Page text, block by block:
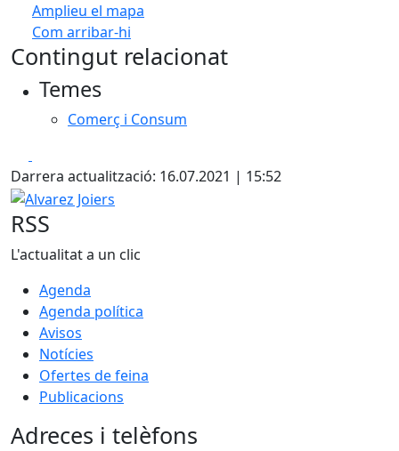
Amplieu el mapa
Com arribar-hi
+
Contingut relacionat
Temes
Comerç i Consum
Darrera actualització: 16.07.2021 | 15:52
Alvarez Joiers
RSS
L'actualitat a un clic
Agenda
Agenda política
Avisos
Notícies
Ofertes de feina
Publicacions
Adreces i telèfons